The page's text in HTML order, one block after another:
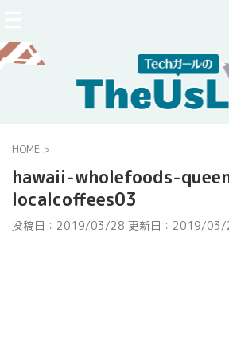
HOME >
hawaii-wholefoods-
localcoffees03
投稿日：2019/03/28 更新日： 2019/03/